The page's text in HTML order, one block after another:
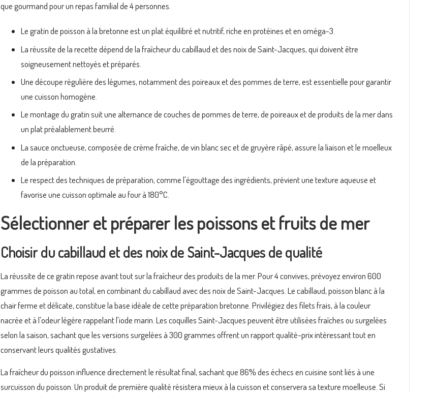
que gourmand pour un repas familial de 4 personnes.
Le gratin de poisson à la bretonne est un plat équilibré et nutritif, riche en protéines et en oméga-3.
La réussite de la recette dépend de la fraîcheur du cabillaud et des noix de Saint-Jacques, qui doivent être
soigneusement nettoyés et préparés.
Une découpe régulière des légumes, notamment des poireaux et des pommes de terre, est essentielle pour garantir
une cuisson homogène.
Le montage du gratin suit une alternance de couches de pommes de terre, de poireaux et de produits de la mer dans
un plat préalablement beurré.
La sauce onctueuse, composée de crème fraîche, de vin blanc sec et de gruyère râpé, assure la liaison et le moelleux
de la préparation.
Le respect des techniques de préparation, comme l'égouttage des ingrédients, prévient une texture aqueuse et
favorise une cuisson optimale au four à 180°C.
Sélectionner et préparer les poissons et fruits de mer
Choisir du cabillaud et des noix de Saint-Jacques de qualité
La réussite de ce gratin repose avant tout sur la fraîcheur des produits de la mer. Pour 4 convives, prévoyez environ 600
grammes de poisson au total, en combinant du cabillaud avec des noix de Saint-Jacques. Le cabillaud, poisson blanc à la
chair ferme et délicate, constitue la base idéale de cette préparation bretonne. Privilégiez des filets frais, à la couleur
nacrée et à l'odeur légère rappelant l'iode marin. Les coquilles Saint-Jacques peuvent être utilisées fraîches ou surgelées
selon la saison, sachant que les versions surgelées à 300 grammes offrent un rapport qualité-prix intéressant tout en
conservant leurs qualités gustatives.
La fraîcheur du poisson influence directement le résultat final, sachant que 86% des échecs en cuisine sont liés à une
surcuisson du poisson. Un produit de première qualité résistera mieux à la cuisson et conservera sa texture moelleuse. Si